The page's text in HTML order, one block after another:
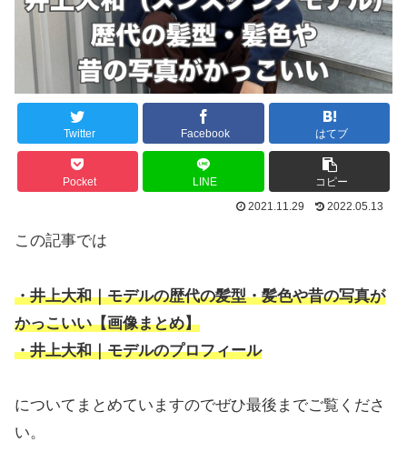
Twitter Facebook はてブ
Pocket LINE
コピー
2021.11.29
2022.05.13
この記事では
・井上大和｜モデルの歴代の髪型・髪色や昔の写真が
かっこいい【画像まとめ】
・井上大和｜モデルのプロフィール
についてまとめていますのでぜひ最後までご覧くださ
い。